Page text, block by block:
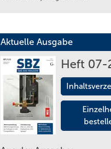
Aktuelle Ausgabe
Heft 07-